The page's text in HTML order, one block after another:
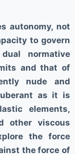
autonomy, not
to govern
normative
and that of
nude and
as it is
elements,
other viscous
the force
the force of